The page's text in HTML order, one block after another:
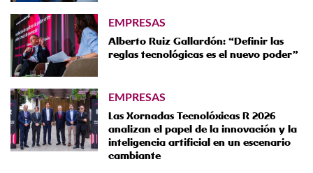
EMPRESAS
Alberto Ruiz Gallardón: “Definir las
reglas tecnológicas es el nuevo poder”
EMPRESAS
Las Xornadas Tecnolóxicas R 2026
analizan el papel de la innovación y la
inteligencia artificial en un escenario
cambiante